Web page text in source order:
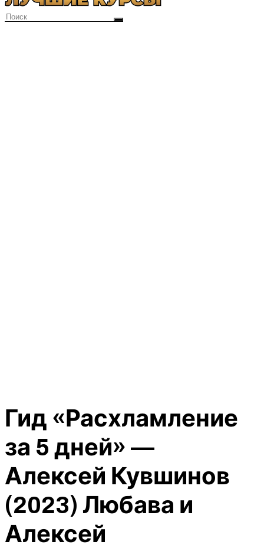
Гид «Расхламление
за 5 дней» —
Алексей Кувшинов
(2023) Любава и
Алексей